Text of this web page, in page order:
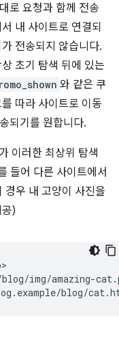
로 요청과 함께 전송
내 사이트로 연결되
전송되지 않습니다.
초기 탐색 뒤에 있는
와 같은 쿠
따라 사이트로 이동
되기를 원합니다.
이러한 최상위 탐색
들어 다른 사이트에서
경우 내 고양이 사진을
)
img/amazing-